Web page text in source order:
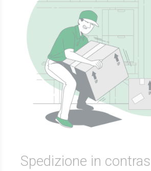
Spedizione in